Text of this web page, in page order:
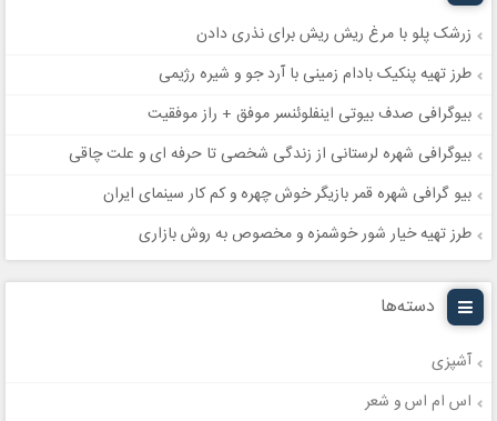
زرشک پلو با مرغ ریش ریش برای نذری دادن
طرز تهیه پنکیک بادام زمینی با آرد جو و شیره رژیمی
بیوگرافی صدف بیوتی اینفلوئنسر موفق + راز موفقیت
بیوگرافی شهره لرستانی از زندگی شخصی تا حرفه ای و علت چاقی
بیو گرافی شهره قمر بازیگر خوش چهره و کم کار سینمای ایران
طرز تهیه خیار شور خوشمزه و مخصوص به روش بازاری
دسته‌ها
آشپزی
اس ام اس و شعر